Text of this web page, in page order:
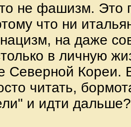
не фашизм. Это
что ни
на даже
в личную
Северной Кореи.
читать,
и идти